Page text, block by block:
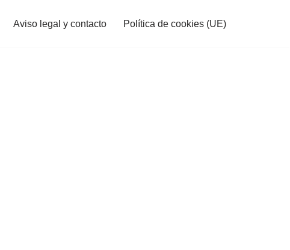
Aviso legal y contacto Política de cookies (UE)